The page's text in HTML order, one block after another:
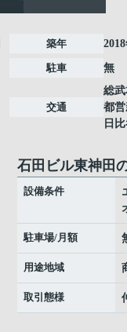
築年
駐車 無
交通
総
都
日
石田ビル東神田
設備条件
駐車場/月額
用途地域
取引態様